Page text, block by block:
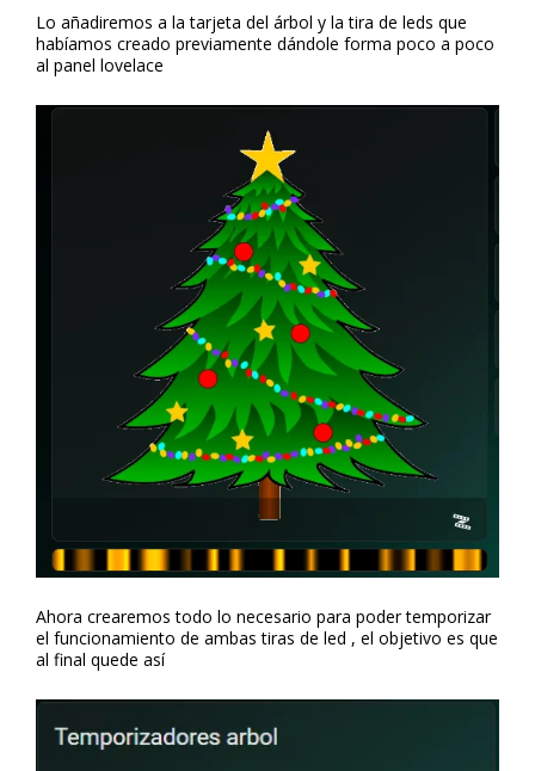
Lo añadiremos a la tarjeta del árbol y la tira de leds que
habíamos creado previamente dándole forma poco a poco
al panel lovelace
Ahora crearemos todo lo necesario para poder temporizar
el funcionamiento de ambas tiras de led , el objetivo es que
al final quede así